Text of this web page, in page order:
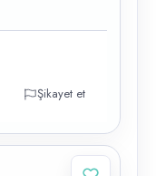
Şikayet et